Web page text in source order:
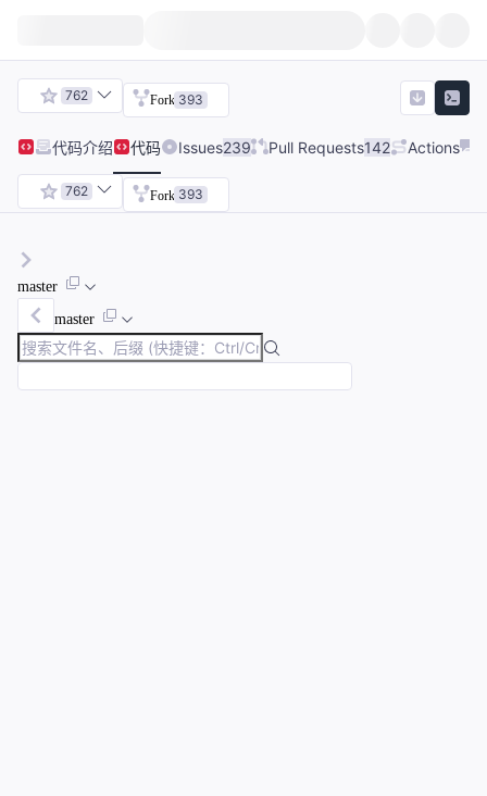
762 Fork 393
代码介绍 代码 Issues239 Pull Requests142 Actions
762 Fork 393
master
master